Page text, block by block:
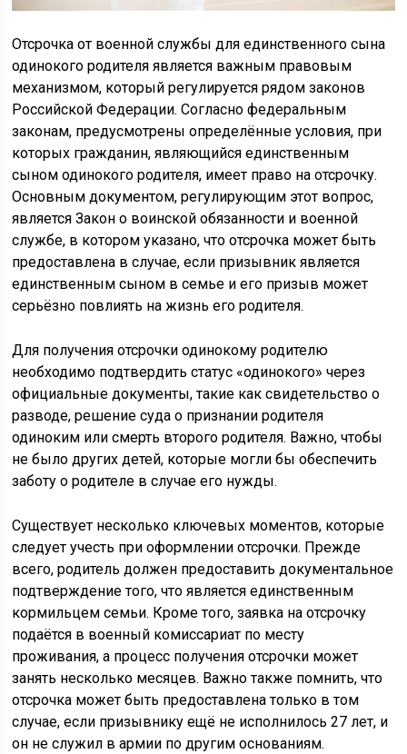
Отсрочка от военной службы для единственного сына
одинокого родителя является важным правовым
механизмом, который регулируется рядом законов
Российской Федерации. Согласно федеральным
законам, предусмотрены определённые условия, при
которых гражданин, являющийся единственным
сыном одинокого родителя, имеет право на отсрочку.
Основным документом, регулирующим этот вопрос,
является Закон о воинской обязанности и военной
службе, в котором указано, что отсрочка может быть
предоставлена в случае, если призывник является
единственным сыном в семье и его призыв может
серьёзно повлиять на жизнь его родителя.
Для получения отсрочки одинокому родителю
необходимо подтвердить статус «одинокого» через
официальные документы, такие как свидетельство о
разводе, решение суда о признании родителя
одиноким или смерть второго родителя. Важно, чтобы
не было других детей, которые могли бы обеспечить
заботу о родителе в случае его нужды.
Существует несколько ключевых моментов, которые
следует учесть при оформлении отсрочки. Прежде
всего, родитель должен предоставить документальное
подтверждение того, что является единственным
кормильцем семьи. Кроме того, заявка на отсрочку
подаётся в военный комиссариат по месту
проживания, а процесс получения отсрочки может
занять несколько месяцев. Важно также помнить, что
отсрочка может быть предоставлена только в том
случае, если призывнику ещё не исполнилось 27 лет, и
он не служил в армии по другим основаниям.